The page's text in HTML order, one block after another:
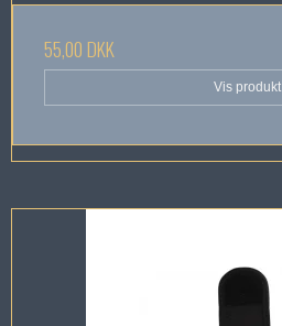
55,00 DKK
Vis produkt